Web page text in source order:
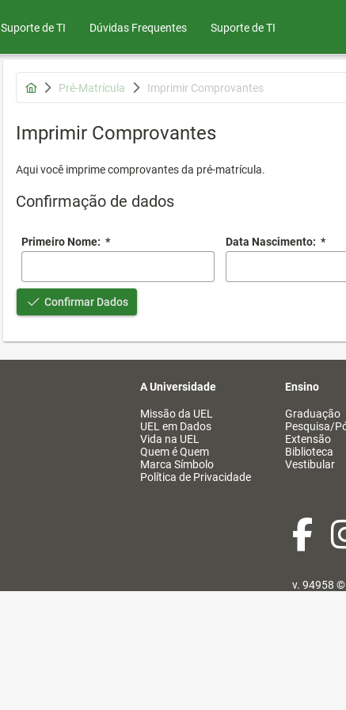
Suporte de TI Dúvidas Frequentes Suporte de TI
Pré-Matrícula Imprimir Comprovantes
Imprimir Comprovantes
Aqui você imprime comprovantes da pré-matrícula.
Confirmação de dados
Primeiro Nome: * Data Nascimento: *
Confirmar Dados
A Universidade
Missão da UEL
UEL em Dados
Vida na UEL
Quem é Quem
Marca Símbolo
Política de Privacidade
Ensino
Graduação
Pesquisa/
Extensão
Biblioteca
Vestibular
v. 94958 ©